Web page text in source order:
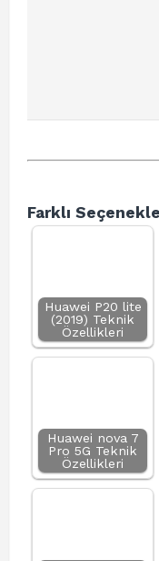
Farklı
Huawei P20 lite
(2019) Teknik
Özellikleri
Huawei nova 7
Pro 5G Teknik
Özellikleri